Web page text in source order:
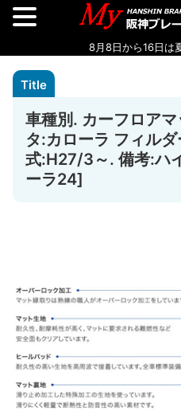
車種別. カーフロア
タ:カローラ フィル
式:H27/3～. 備考:ハ
ーラ24]